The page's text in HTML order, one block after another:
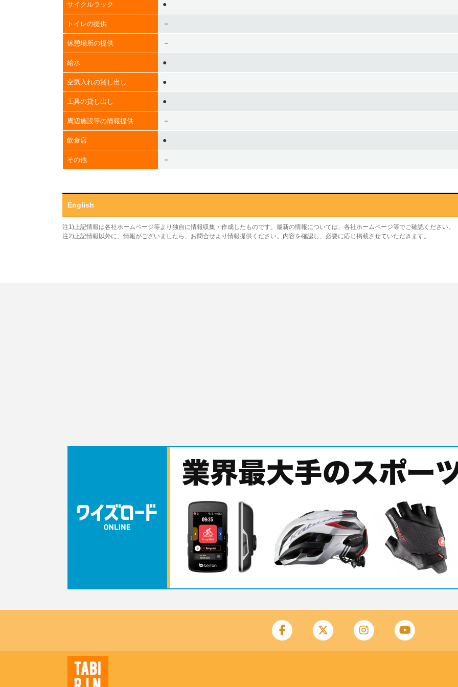
サイクルラック ●
トイレの提供 －
休憩場所の提供 －
給水 ●
空気入れの貸し出し ●
工具の貸し出し ●
周辺施設等の情報提供 －
飲食店 ●
その他 －
English
注1)上記情報は各社ホームページ等より独自に情報収集・作成したものです。最新の情報については、各社ホームページ等でご確認ください。
注2)上記情報以外に、情報がございましたら、お問合せより情報提供ください。内容を確認し、必要に応じ掲載させていただきます。